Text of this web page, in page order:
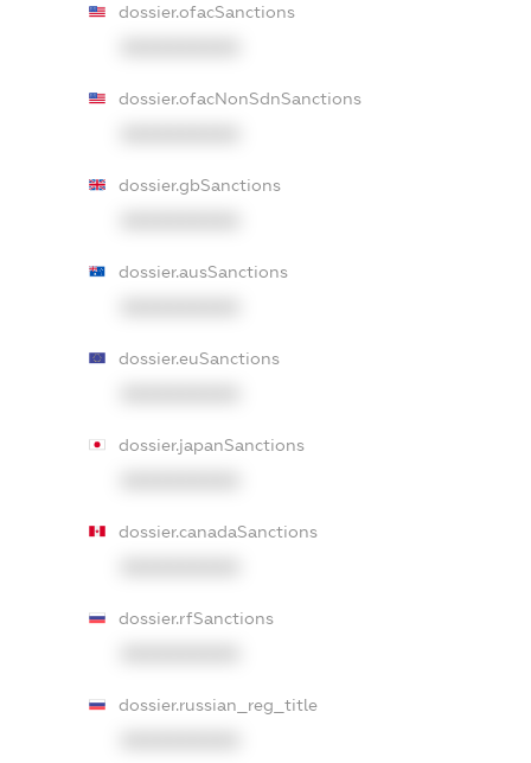
dossier.ofacSanctions
dossier.ofacNonSdnSanctions
dossier.gbSanctions
dossier.ausSanctions
dossier.euSanctions
dossier.japanSanctions
dossier.canadaSanctions
dossier.rfSanctions
dossier.russian_reg_title